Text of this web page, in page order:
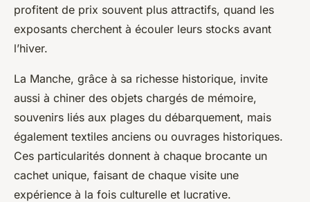
profitent de prix souvent plus attractifs, quand les
exposants cherchent à écouler leurs stocks avant
l’hiver.
La Manche, grâce à sa richesse historique, invite
aussi à chiner des objets chargés de mémoire,
souvenirs liés aux plages du débarquement, mais
également textiles anciens ou ouvrages historiques.
Ces particularités donnent à chaque brocante un
cachet unique, faisant de chaque visite une
expérience à la fois culturelle et lucrative.